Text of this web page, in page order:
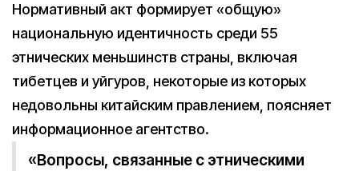
Нормативный акт формирует «общую»
национальную идентичность среди 55
этнических меньшинств страны, включая
тибетцев и уйгуров, некоторые из которых
недовольны китайским правлением, поясняет
информационное агентство.
«Вопросы, связанные с этническими